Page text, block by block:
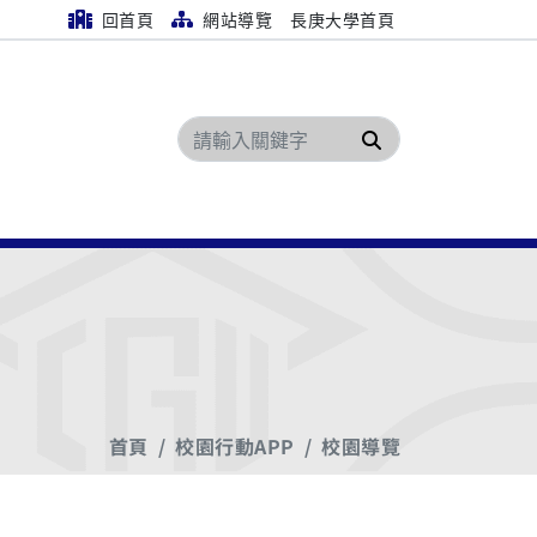
回首頁 網站導覽 長庚大學首頁
搜尋
首頁 校園行動APP 校園導覽